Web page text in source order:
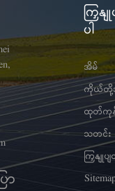
ာ
ကြှန
ပါ
အိမ်
ကိုယ်တို့အ
ထုတ်ကုန်
သတင်း
ကြှနျု